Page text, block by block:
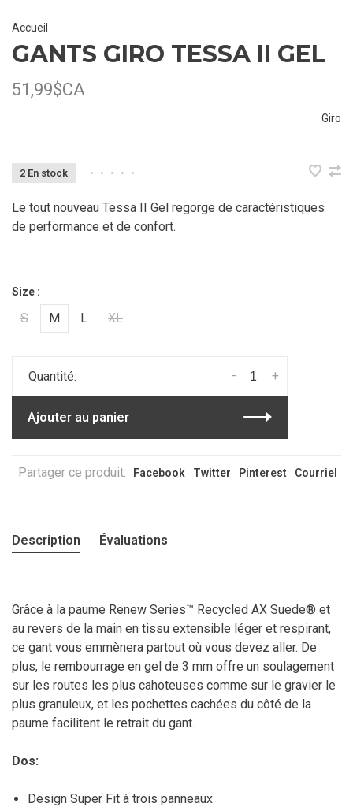
Accueil
GANTS GIRO TESSA II GEL
51,99$CA
Giro
2 En stock • • • • •
Le tout nouveau Tessa II Gel regorge de caractéristiques
de performance et de confort.
Size :
S M L XL
Quantité: +
-
Ajouter au panier
Partager ce produit: Facebook Twitter Pinterest Courriel
Description Évaluations
Grâce à la paume Renew Series™ Recycled AX Suede® et
au revers de la main en tissu extensible léger et respirant,
ce gant vous emmènera partout où vous devez aller. De
plus, le rembourrage en gel de 3 mm offre un soulagement
sur les routes les plus cahoteuses comme sur le gravier le
plus granuleux, et les pochettes cachées du côté de la
paume facilitent le retrait du gant.
Dos:
Design Super Fit à trois panneaux